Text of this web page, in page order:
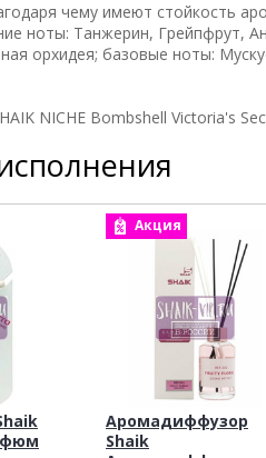
чему имеют стойкость
ноты: Танжерин, Грейпфрут,
орхидея; базовые ноты:
NICHE Bombshell Victoria's
Акция
Аромадиффузор
Shaik